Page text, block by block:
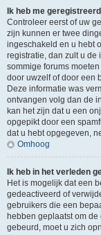
Ik heb me
Controleer eerst of uw
zijn kunnen er twee
ingeschakeld en u hebt
registratie, dan zult u de
sommige forums
door uwzelf of door een
Deze informatie was
ontvangen volg dan de
kan het zijn dat u een
opgepikt door een
dat u hebt opgegeven,
Omhoog
Ik heb in het verleden
Het is mogelijk dat een
gedeactiveerd of
gebruikers die een
hebben geplaatst om
gebeurd, moet u zich